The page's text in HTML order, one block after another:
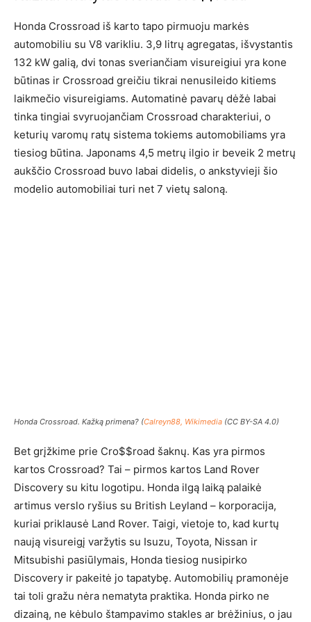
Honda Crossroad iš karto tapo pirmuoju markės
automobiliu su V8 varikliu. 3,9 litrų agregatas, išvystantis
132 kW galią, dvi tonas sveriančiam visureigiui yra kone
būtinas ir Crossroad greičiu tikrai nenusileido kitiems
laikmečio visureigiams. Automatinė pavarų dėžė labai
tinka tingiai svyruojančiam Crossroad charakteriui, o
keturių varomų ratų sistema tokiems automobiliams yra
tiesiog būtina. Japonams 4,5 metrų ilgio ir beveik 2 metrų
aukščio Crossroad buvo labai didelis, o ankstyvieji šio
modelio automobiliai turi net 7 vietų saloną.
Honda Crossroad. Kažką primena? (Calreyn88, Wikimedia (CC BY-SA 4.0)
Bet grįžkime prie Cro$$road šaknų. Kas yra pirmos
kartos Crossroad? Tai – pirmos kartos Land Rover
Discovery su kitu logotipu. Honda ilgą laiką palaikė
artimus verslo ryšius su British Leyland – korporacija,
kuriai priklausė Land Rover. Taigi, vietoje to, kad kurtų
naują visureigį varžytis su Isuzu, Toyota, Nissan ir
Mitsubishi pasiūlymais, Honda tiesiog nusipirko
Discovery ir pakeitė jo tapatybę. Automobilių pramonėje
tai toli gražu nėra nematyta praktika. Honda pirko ne
dizainą, ne kėbulo štampavimo stakles ar brėžinius, o jau